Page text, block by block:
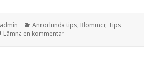
Författare
admin Kategorier
Annorlunda tips, Blommor, Tips
Lämna en kommentartill Torka ätbara blommor